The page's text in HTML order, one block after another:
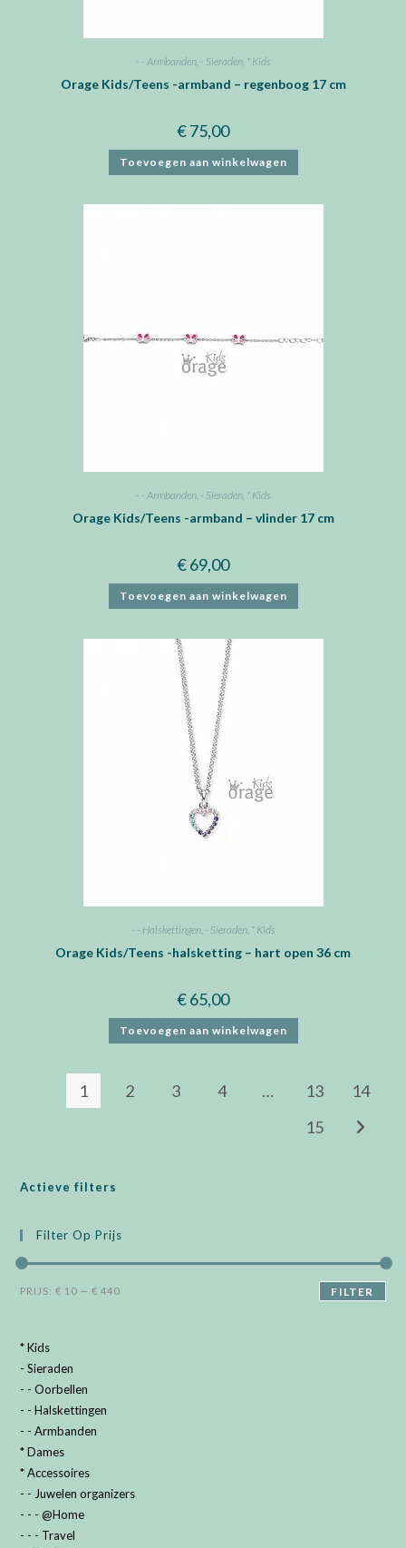
- - Armbanden, - Sieraden, * Kids
Orage Kids/Teens -armband – regenboog 17 cm
€75,00
Toevoegen aan winkelwagen
- - Armbanden, - Sieraden, * Kids
Orage Kids/Teens -armband – vlinder 17 cm
€69,00
Toevoegen aan winkelwagen
- - Halskettingen, - Sieraden, * Kids
Orage Kids/Teens -halsketting – hart open 36 cm
€65,00
Toevoegen aan winkelwagen
1 2 3 4 … 13
14
15
Actieve filters
Filter Op Prijs
Min.
Max.
FILTER
PRIJS:€ 10 —€ 440
* Kids
- Sieraden
- - Oorbellen
- - Halskettingen
- - Armbanden
* Dames
* Accessoires
- - Juwelen organizers
- - - @Home
- - - Travel